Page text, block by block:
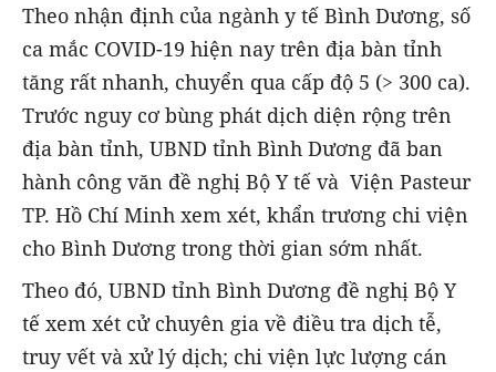
Theo nhận định của ngành y tế Bình Dương, số
ca mắc COVID-19 hiện nay trên địa bàn tỉnh
tăng rất nhanh, chuyển qua cấp độ 5 (> 300 ca).
Trước nguy cơ bùng phát dịch diện rộng trên
địa bàn tỉnh, UBND tỉnh Bình Dương đã ban
hành công văn đề nghị Bộ Y tế và Viện Pasteur
TP. Hồ Chí Minh xem xét, khẩn trương chi viện
cho Bình Dương trong thời gian sớm nhất.
Theo đó, UBND tỉnh Bình Dương đề nghị Bộ Y
tế xem xét cử chuyên gia về điều tra dịch tễ,
truy vết và xử lý dịch; chi viện lực lượng cán